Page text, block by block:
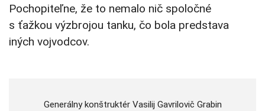
Pochopiteľne, že to nemalo nič spoločné
s ťažkou výzbrojou tanku, čo bola predstava
iných vojvodcov.
Generálny konštruktér Vasilij Gavrilovič Grabin